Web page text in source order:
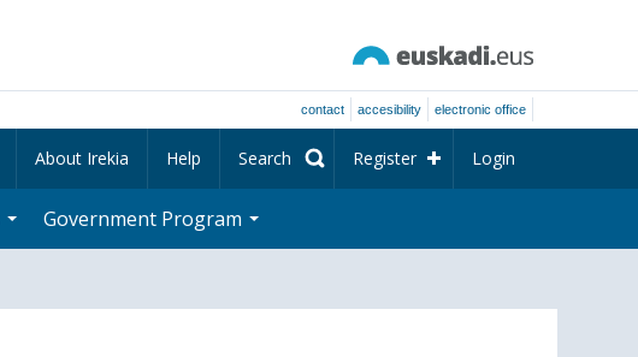
contact accesibility electronic office
About Irekia Help Search Register Login
Government Program